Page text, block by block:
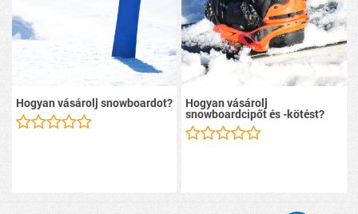
Hogyan vásárolj snowboardot? Hogyan vásárolj
snowboardcipőt és -kötést?